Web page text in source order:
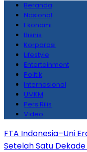
Beranda
Nasional
Ekonomi
Bisnis
Korporasi
Lifestyle
Entertainment
Politik
Internasional
UMKM
Pers Rilis
Video
FTA Indonesia–Uni
Setelah Satu